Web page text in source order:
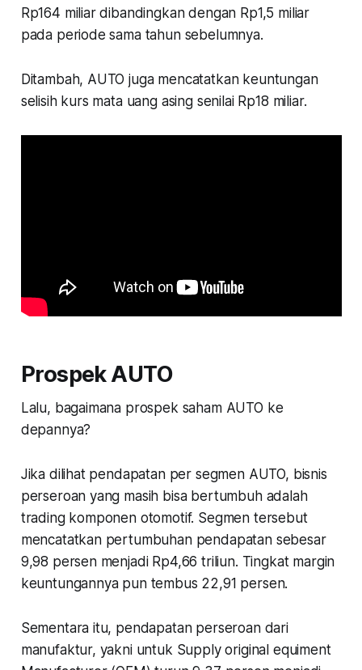
Rp164 miliar dibandingkan dengan Rp1,5 miliar
pada periode sama tahun sebelumnya.
Ditambah, AUTO juga mencatatkan keuntungan
selisih kurs mata uang asing senilai Rp18 miliar.
Prospek AUTO
Lalu, bagaimana prospek saham AUTO ke
depannya?
Jika dilihat pendapatan per segmen AUTO, bisnis
perseroan yang masih bisa bertumbuh adalah
trading komponen otomotif. Segmen tersebut
mencatatkan pertumbuhan pendapatan sebesar
9,98 persen menjadi Rp4,66 triliun. Tingkat margin
keuntungannya pun tembus 22,91 persen.
Sementara itu, pendapatan perseroan dari
manufaktur, yakni untuk Supply original equiment